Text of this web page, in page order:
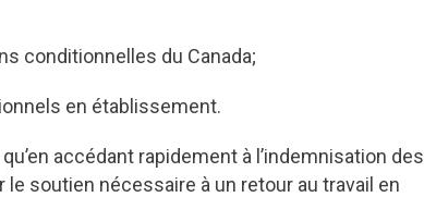
conditionnelles du Canada;
en établissement.
accédant rapidement à l’indemnisation des
soutien nécessaire à un retour au travail en